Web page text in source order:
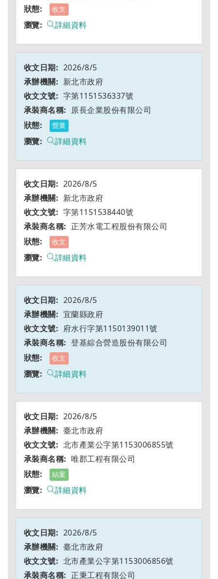
收文
詳細資料
2026/8/5
新北市政府
字第1151536337號
原長企業股份有限公司
營業
詳細資料
2026/8/5
新北市政府
字第1151538440號
正芳水電工程股份有限公司
收文
詳細資料
2026/8/5
宜蘭縣政府
府水行字第1150139011號
登基綜合營造股份有限公司
收文
詳細資料
2026/8/5
臺北市政府
北市產業公字第1153006855號
唯郡工程有限公司
結案
詳細資料
2026/8/5
臺北市政府
北市產業公字第1153006856號
正秉工程有限公司